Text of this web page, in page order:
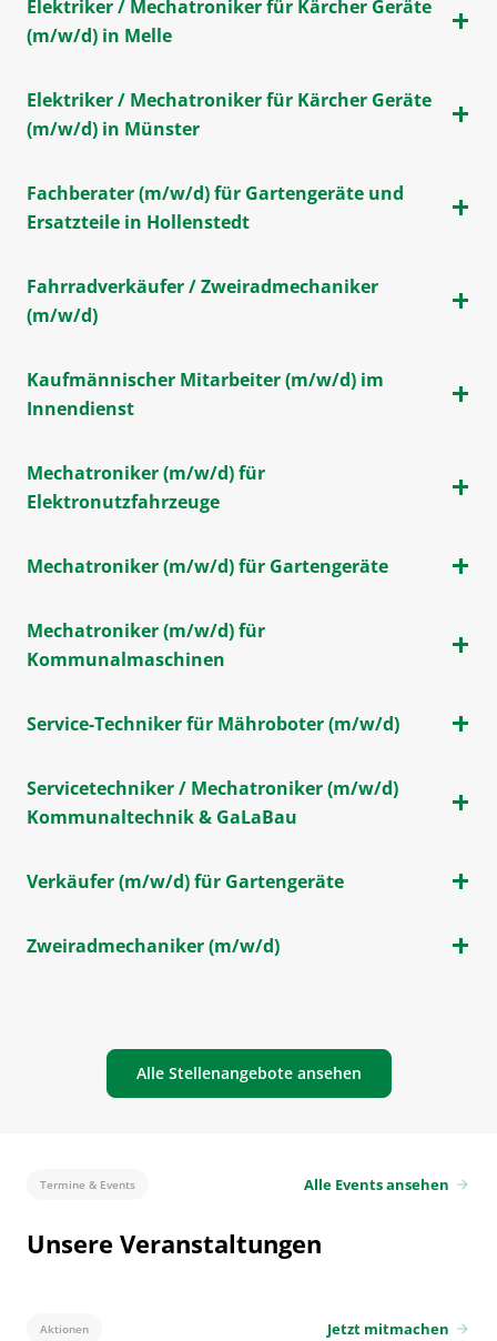
Elektriker / Mechatroniker für Kärcher Geräte
(m/w/d) in Melle
Elektriker / Mechatroniker für Kärcher Geräte
(m/w/d) in Münster
Fachberater (m/w/d) für Gartengeräte und
Ersatzteile in Hollenstedt
Fahrradverkäufer / Zweiradmechaniker
(m/w/d)
Kaufmännischer Mitarbeiter (m/w/d) im
Innendienst
Mechatroniker (m/w/d) für
Elektronutzfahrzeuge
Mechatroniker (m/w/d) für Gartengeräte
Mechatroniker (m/w/d) für
Kommunalmaschinen
Service-Techniker für Mähroboter (m/w/d)
Servicetechniker / Mechatroniker (m/w/d)
Kommunaltechnik & GaLaBau
Verkäufer (m/w/d) für Gartengeräte
Zweiradmechaniker (m/w/d)
Alle Stellenangebote ansehen
Termine & Events Alle Events ansehen arrow_forward
Unsere Veranstaltungen
Aktionen Jetzt mitmachen arrow_forward